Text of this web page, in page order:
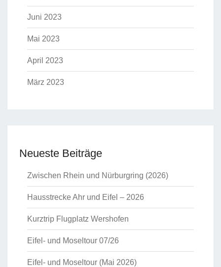
Juni 2023
Mai 2023
April 2023
März 2023
Neueste Beiträge
Zwischen Rhein und Nürburgring (2026)
Hausstrecke Ahr und Eifel – 2026
Kurztrip Flugplatz Wershofen
Eifel- und Moseltour 07/26
Eifel- und Moseltour (Mai 2026)